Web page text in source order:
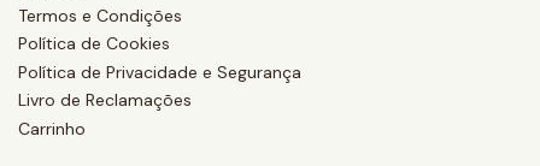
Termos e Condições
Política de Cookies
Política de Privacidade e Segurança
Livro de Reclamações
Carrinho